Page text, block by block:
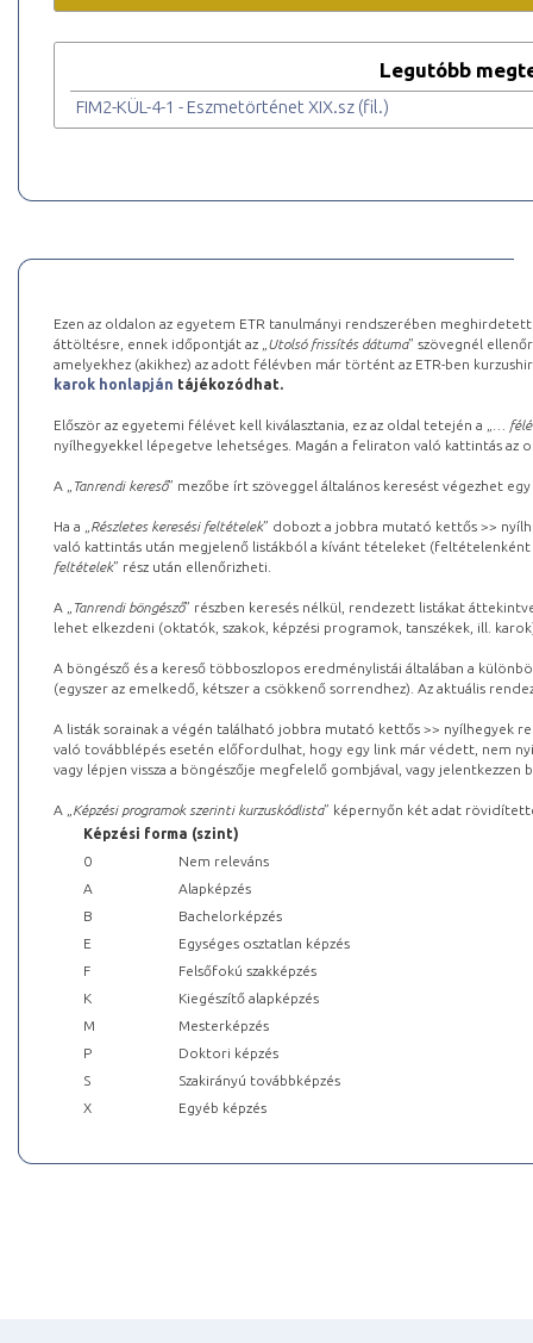
Legutóbb
FIM2-KÜL-4-1 - Eszmetörténet XIX.sz (fil.)
Ezen az oldalon az egyetem ETR tanulmányi rendszerében
áttöltésre, ennek időpontját az „ Utolsó frissítés dátuma” szövegnél
amelyekhez (akikhez) az adott félévben már történt az ETR-ben
karok honlapján tájékozódhat.
Először az egyetemi félévet kell kiválasztania, ez az oldal tetején a „
…
nyílhegyekkel lépegetve lehetséges. Magán a feliraton való kattintás az
A „ Tanrendi kereső” mezőbe írt szöveggel általános keresést végezhet
Ha a „ Részletes keresési feltételek” dobozt a jobbra mutató kettős >>
való kattintás után megjelenő listákból a kívánt tételeket (feltételenként
feltételek” rész után ellenőrizheti.
A „ Tanrendi böngésző” részben keresés nélkül, rendezett listákat
lehet elkezdeni (oktatók, szakok, képzési programok, tanszékek, ill.
A böngésző és a kereső többoszlopos eredménylistái általában a
(egyszer az emelkedő, kétszer a csökkenő sorrendhez). Az aktuális
A listák sorainak a végén található jobbra mutató kettős >> nyílhegyek
való továbblépés esetén előfordulhat, hogy egy link már védett, nem
vagy lépjen vissza a böngészője megfelelő gombjával, vagy
A „ Képzési programok szerinti kurzuskódlista” képernyőn két adat
Képzési forma (szint)
0
Nem releváns
A
Alapképzés
B
Bachelorképzés
E
Egységes osztatlan képzés
F
Felsőfokú szakképzés
K
Kiegészítő alapképzés
M
Mesterképzés
P
Doktori képzés
S
Szakirányú továbbképzés
X
Egyéb képzés